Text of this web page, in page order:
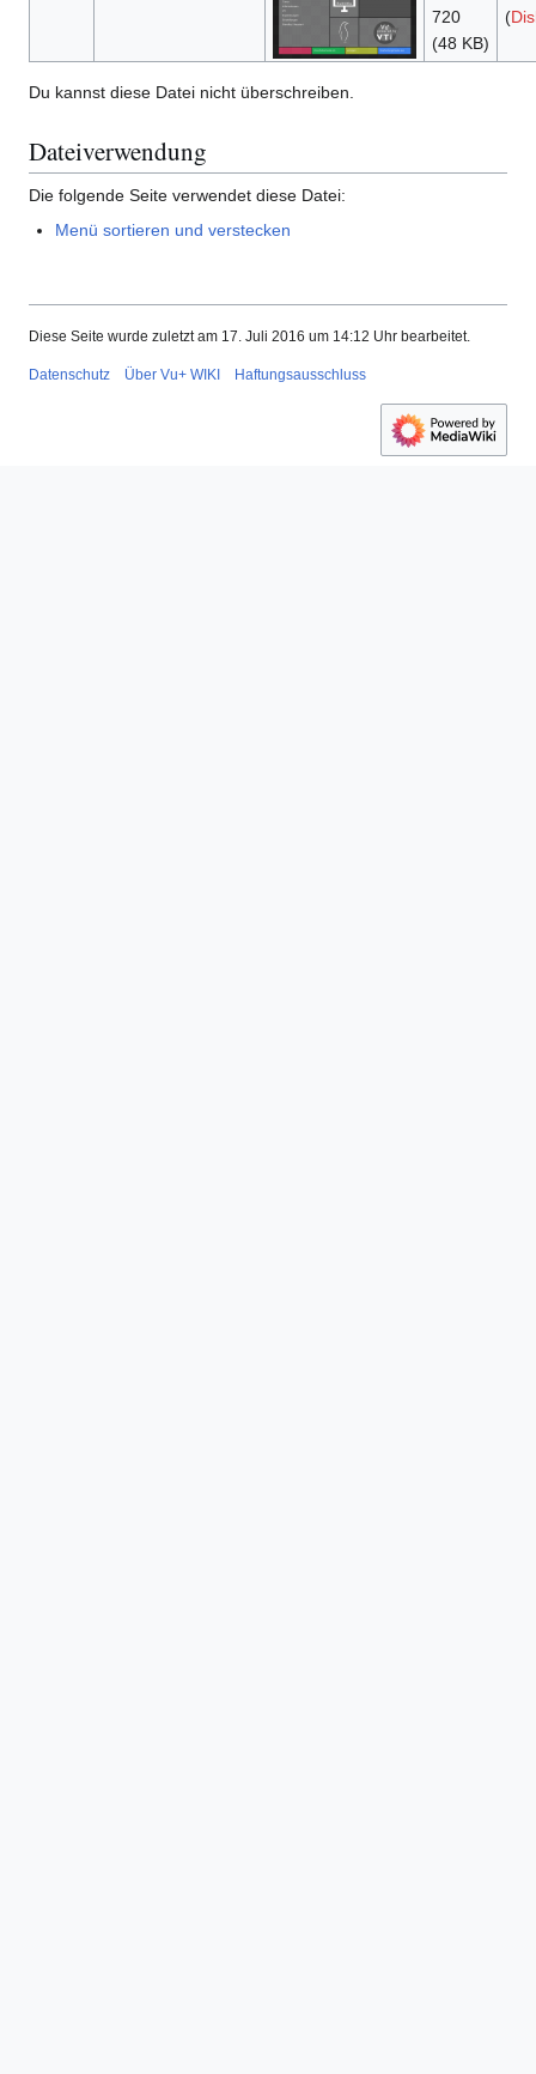
720
(48 KB)
(
Du kannst diese Datei nicht überschreiben.
Dateiverwendung
Die folgende Seite verwendet diese Datei:
Menü sortieren und verstecken
Diese Seite wurde zuletzt am 17. Juli 2016 um 14:12 Uhr bearbeitet.
Datenschutz Über Vu+ WIKI Haftungsausschluss